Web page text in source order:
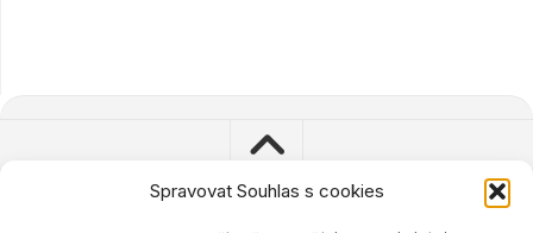
Spravovat Souhlas s cookies